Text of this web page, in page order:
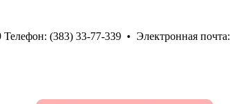
(383) 33-77-339 • Электронная почта: